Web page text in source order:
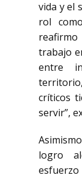
vida y el
rol
trabajo
entre
críticos
servir”,
logro